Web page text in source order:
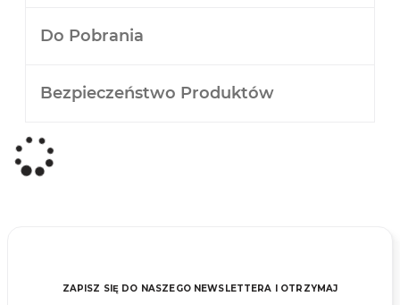
Do Pobrania
Bezpieczeństwo Produktów
ZAPISZ SIĘ DO NASZEGO NEWSLETTERA I OTRZYMAJ